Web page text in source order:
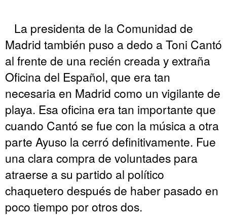
La presidenta de la Comunidad de
Madrid también puso a dedo a Toni Cantó
al frente de una recién creada y extraña
Oficina del Español, que era tan
necesaria en Madrid como un vigilante de
playa. Esa oficina era tan importante que
cuando Cantó se fue con la música a otra
parte Ayuso la cerró definitivamente. Fue
una clara compra de voluntades para
atraerse a su partido al político
chaquetero después de haber pasado en
poco tiempo por otros dos.